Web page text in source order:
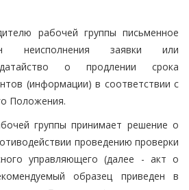
рабочей группы письменное
неисполнения заявки или
о продлении срока
(информации) в соответствии с
Положения.
группы принимает решение о
проведению проверки
управляющего (далее - акт о
образец приведен в